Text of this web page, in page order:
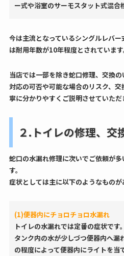
ー式や浴室のサーモスタット式混合
今は主流となっているシングルレバ
は耐用年数が10年程度とされています
当店では一部を除き蛇口修理、交換の
対応の可否や可能な場合のリスク、
寧に分かりやすくご説明させていただ
２.トイレの修理、交
蛇口の水漏れ修理に次いでご依頼が
す。
症状としては主に以下のようなものが
(1)便器内にチョロチョロ水漏れ
トイレの水漏れでは定番の症状です。
タンク内の水が少しづつ便器内へ漏
の程度によって便器内にライトを当